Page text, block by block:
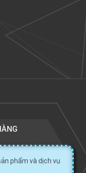
phẩm và dịch vụ